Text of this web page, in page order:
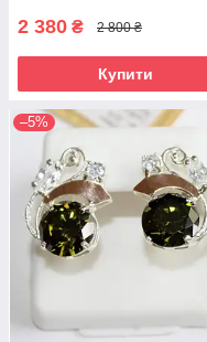
2 380 ₴ 2 800 ₴
Купити
–5%